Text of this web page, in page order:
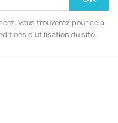
Vous trouverez pour cela
d'utilisation du site.